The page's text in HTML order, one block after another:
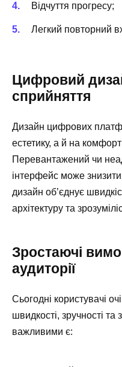
Відчуття прогресу;
Легкий повторний
Цифровий
сприйняття
Дизайн цифрових
естетику, а й на
Перевантажений чи
інтерфейс може знизити
дизайн об’єднує
архітектуру та
Зростаючі
аудиторії
Сьогодні користувачі
швидкості, зручності та
важливими є: